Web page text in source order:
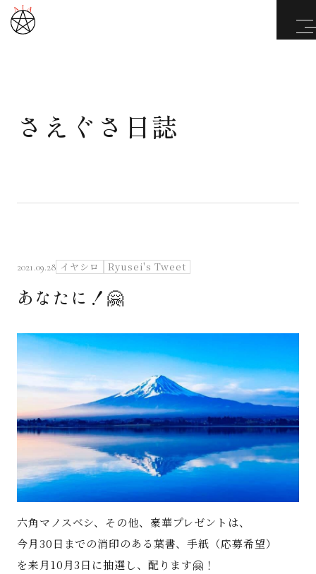
武道と医道
さえぐさ日誌
映像庫
著書
Godo AIAとは
お知らせ
特定商取引法に基づく表記
さえぐさ日誌
2021.09.28 イヤシロ Ryusei's Tweet
あなたに！🤗
六角マノスベシ、その他、豪華プレゼントは、
今月30日までの消印のある葉書、手紙（応募希望）
を来月10月3日に抽選し、配ります🤗！